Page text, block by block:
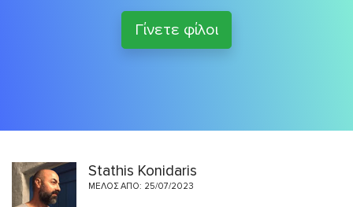
Γίνετε φίλοι
Stathis Konidaris
ΜΈΛΟΣ ΑΠΌ: 25/07/2023